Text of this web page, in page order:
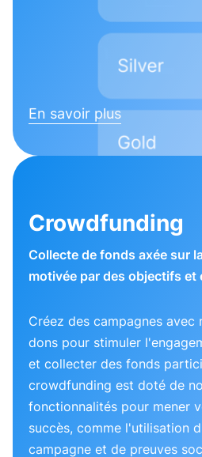
En savoir plus
Crowdfunding
Collecte de fonds axée sur
motivée par des objectifs et
Créez des campagnes
dons pour stimuler
et collecter des fonds
crowdfunding est doté de
fonctionnalités pour mener
succès, comme l'utilisation
campagne et de preuves